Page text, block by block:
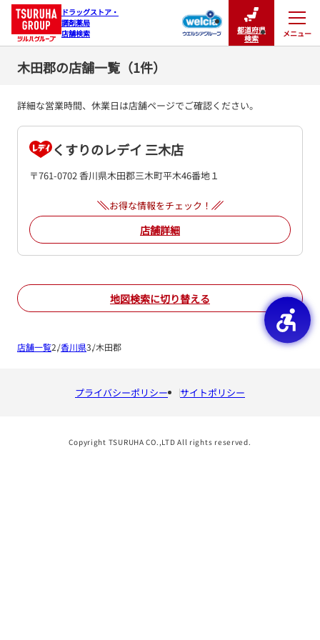
ドラッグストア・
調剤薬局
店舗検索
都道府県
検索
メニュー
閉じる
木田郡の店舗一覧（1件）
詳細な営業時間、休業日は店舗ページでご確認ください。
くすりのレデイ 三木店
〒761-0702 香川県木田郡三木町平木46番地１
お得な情報をチェック！
店舗詳細
地図検索に切り替える
店舗一覧 香川県 木田郡
プライバシーポリシー サイトポリシー
Copyright TSURUHA CO.,LTD All rights reserved.